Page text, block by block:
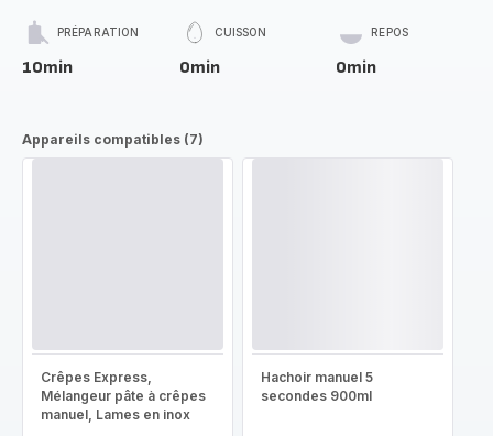
PRÉPARATION
10min
CUISSON
0min
REPOS
0min
Appareils compatibles (7)
Crêpes Express,
Mélangeur pâte à crêpes
manuel, Lames en inox
Hachoir manuel 5
secondes 900ml